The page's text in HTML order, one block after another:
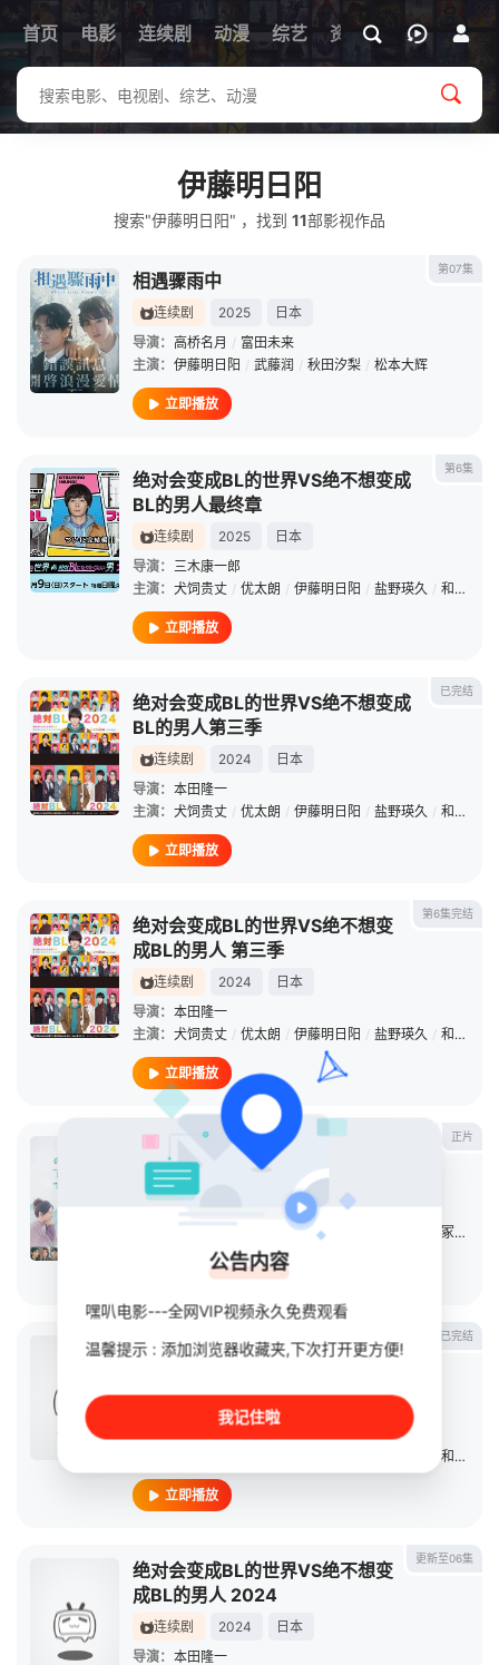
首页 电影 连续剧 动漫 综艺 资讯
伊藤明日阳
搜索"伊藤明日阳" ，找到 11部影视作品
第07集
相遇骤雨中
连续剧 2025
日本
导演： 高桥名月 / 富田未来
主演： 伊藤明日阳 / 武藤润 / 秋田汐梨 / 松本大辉
立即播放
第6集
绝对会变成BL的世界VS绝不想变成
BL的男人最终章
连续剧 2025
日本
导演： 三木康一郎
主演： 犬饲贵丈 / 优太朗 / 伊藤明日阳 / 盐野瑛久 / 和田飒
立即播放
已完结
绝对会变成BL的世界VS绝不想变成
BL的男人第三季
连续剧 2024
日本
导演： 本田隆一
主演： 犬饲贵丈 / 优太朗 / 伊藤明日阳 / 盐野瑛久 / 和田飒
立即播放
第6集完结
绝对会变成BL的世界VS绝不想变
成BL的男人 第三季
连续剧 2024
日本
导演： 本田隆一
主演： 犬饲贵丈 / 优太朗 / 伊藤明日阳 / 盐野瑛久 / 和田飒
立即播放
正片
在巨大的洋葱之下
电影
草野翔吾
樱田日和 / 伊东苍 洼冢爱流
立即播放
已完结
绝对会变成BL的世界VS绝不想变成
日本
和田飒
立即播放
更新至06集
绝对会变成BL的世界VS绝不想变
成BL的男人 2024
连续剧 2024
日本
导演： 本田隆一
公告内容
嘿叭电影---全网VIP视频永久免费观看
温馨提示 : 添加浏览器收藏夹,下次打开更方便!
我记住啦